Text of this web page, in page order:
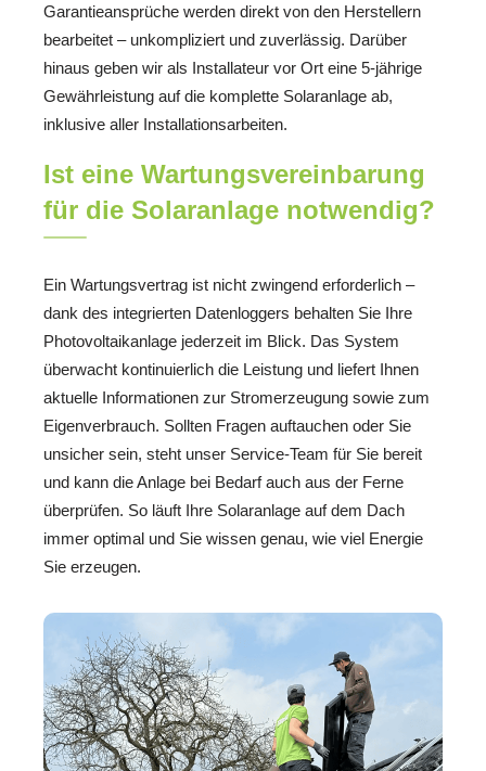
Garantieansprüche werden direkt von den Herstellern
bearbeitet – unkompliziert und zuverlässig. Darüber
hinaus geben wir als Installateur vor Ort eine 5-jährige
Gewährleistung auf die komplette Solaranlage ab,
inklusive aller Installationsarbeiten.
Ist eine Wartungsvereinbarung
für die Solaranlage notwendig?
Ein Wartungsvertrag ist nicht zwingend erforderlich –
dank des integrierten Datenloggers behalten Sie Ihre
Photovoltaikanlage jederzeit im Blick. Das System
überwacht kontinuierlich die Leistung und liefert Ihnen
aktuelle Informationen zur Stromerzeugung sowie zum
Eigenverbrauch. Sollten Fragen auftauchen oder Sie
unsicher sein, steht unser Service-Team für Sie bereit
und kann die Anlage bei Bedarf auch aus der Ferne
überprüfen. So läuft Ihre Solaranlage auf dem Dach
immer optimal und Sie wissen genau, wie viel Energie
Sie erzeugen.